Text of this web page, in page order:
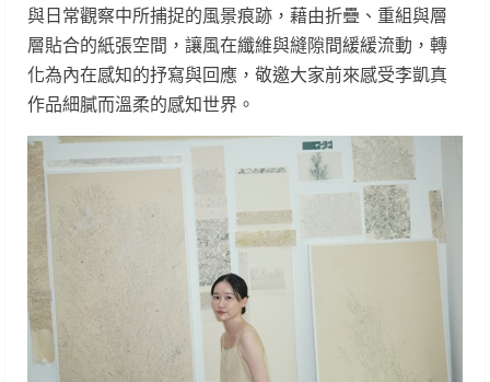
與日常觀察中所捕捉的風景痕跡，藉由折疊、重組與層
層貼合的紙張空間，讓風在纖維與縫隙間緩緩流動，轉
化為內在感知的抒寫與回應，敬邀大家前來感受李凱真
作品細膩而溫柔的感知世界。